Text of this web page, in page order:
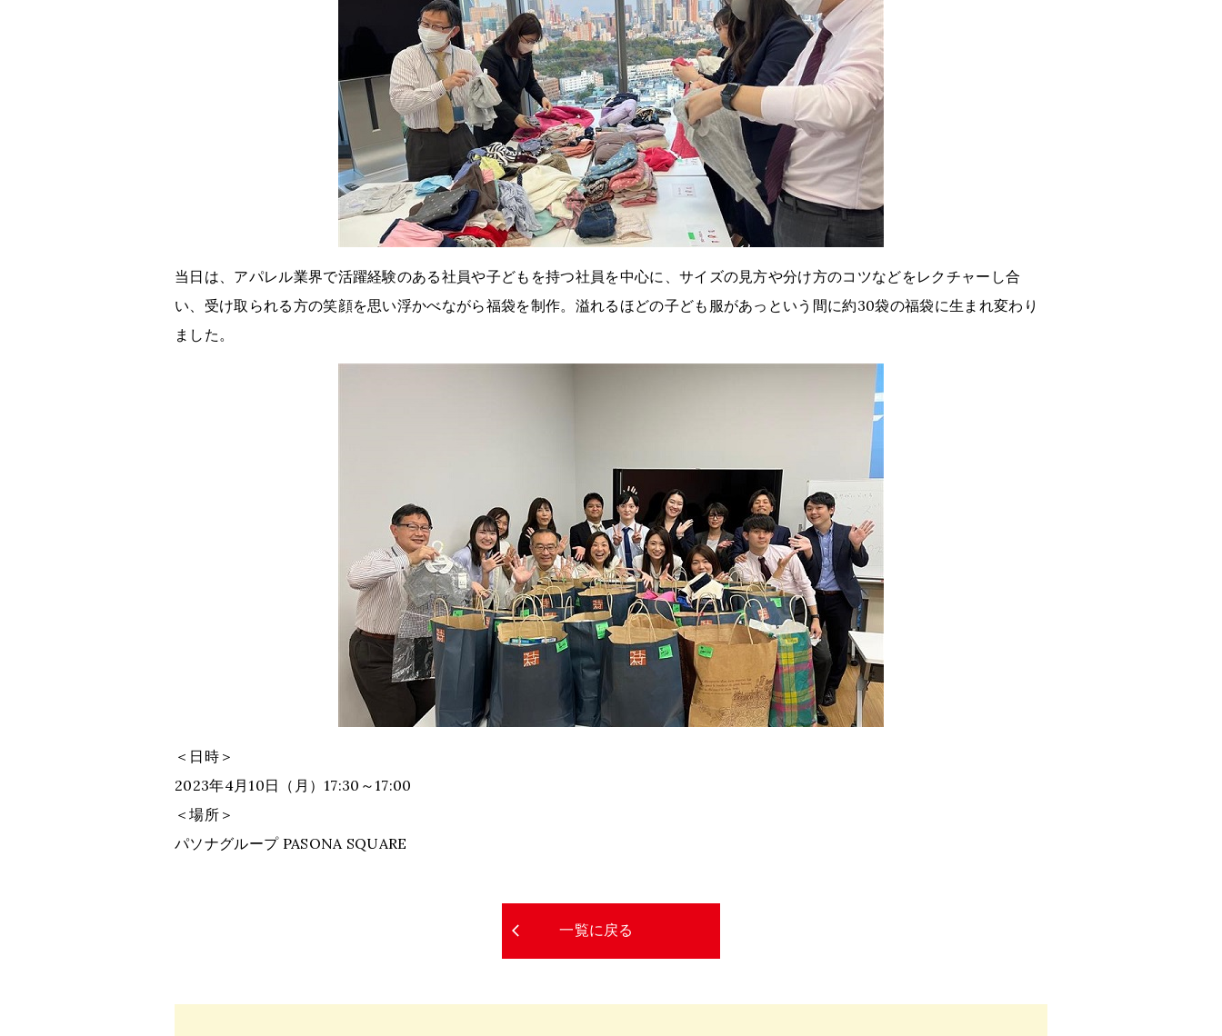
当日は、アパレル業界で活躍経験のある社員や子どもを持つ社員を中心に、サイズの見方や分け方のコツなどをレクチャーし合
い、受け取られる方の笑顔を思い浮かべながら福袋を制作。溢れるほどの子ども服があっという間に約30袋の福袋に生まれ変わり
ました。
＜日時＞
2023年4月10日（月）17:30～17:00
＜場所＞
パソナグループ PASONA SQUARE
一覧に戻る